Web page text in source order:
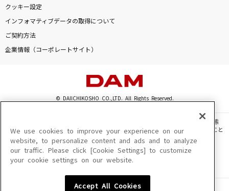
クッキー設定
インフォマティブデータの取得について
ご契約方法
企業情報（コーポレートサイト）
© DAIICHIKOSHO CO.,LTD. All Rights Reserved.
このサイトに掲載されている一切の文章・画像・写真・動画・音声等を、手段や形態
を問わず、著作権法の定める範囲を超えて無断で複製、転載、ファイル化などすること
を禁じます。
楽曲及びコンテンツは、機種によりご利用いただけない場合があります。
楽曲及びコンテンツの配信日、配信内容が変更になる場合があります。
We use cookies to improve your experience on our
website, to personalize content and ads and to analyze
our traffic. Please click [Cookie Settings] to customize
your cookie settings on our website.
Accept All Cookies